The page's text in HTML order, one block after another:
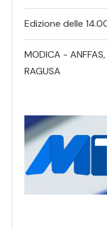
Edizione delle
MODICA -
RAGUSA